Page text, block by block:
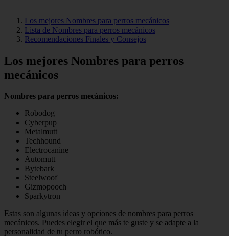
Los mejores Nombres para perros mecánicos
Lista de Nombres para perros mecánicos
Recomendaciones Finales y Consejos
Los mejores Nombres para perros
mecánicos
Nombres para perros mecánicos:
Robodog
Cyberpup
Metalmutt
Techhound
Electrocanine
Automutt
Bytebark
Steelwoof
Gizmopooch
Sparkytron
Estas son algunas ideas y opciones de nombres para perros
mecánicos. Puedes elegir el que más te guste y se adapte a la
personalidad de tu perro robótico.